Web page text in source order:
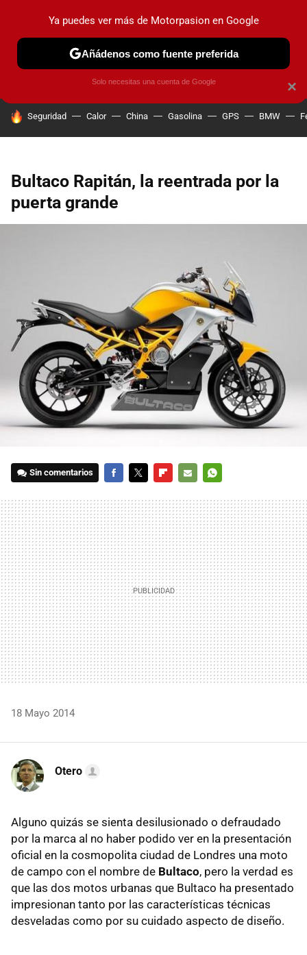
PRUEBAS COCHES ELÉCTRICOS OBSERVATORIO
HOY SE HABLA DE
Seguridad Calor China Gasolina GPS BMW
Bultaco Rapitán, la reentrada por la
puerta grande
Sin comentarios
MAIL
18 Mayo 2014
Otero
Alguno quizás se sienta desilusionado o defraudado
por la marca al no haber podido ver en la presentación
oficial en la cosmopolita ciudad de Londres una moto
de campo con el nombre de Bultaco, pero la verdad es
que las dos motos urbanas que Bultaco ha presentado
impresionan tanto por las características técnicas
desveladas como por su cuidado aspecto de diseño.
×
Ya puedes ver más de Motorpasion en Google
Añádenos como fuente preferida
Solo necesitas una cuenta de Google